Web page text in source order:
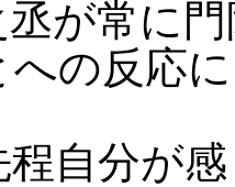
が常に
への反応
自分が